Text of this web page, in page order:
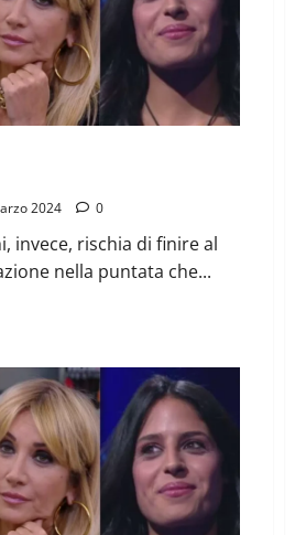
2024 0
invece, rischia di finire al
nella puntata che...